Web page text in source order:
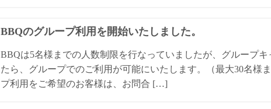
BBQのグループ利用を開始いたしました。
BBQは5名様までの人数制限を行なっていましたが、グループ
たら、グループでのご利用が可能にいたします。（最大30名様
プ利用をご希望のお客様は、お問合 […]